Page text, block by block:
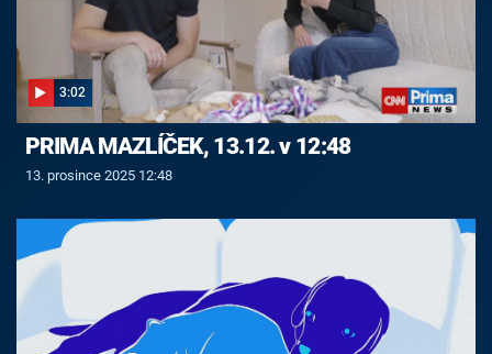
3:02
PRIMA MAZLÍČEK, 13.12. v 12:48
13. prosince 2025 12:48